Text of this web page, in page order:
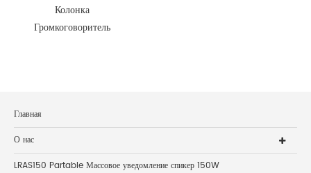
Колонка
Громкоговоритель
Главная
О нас
LRAS150 Partable Массовое уведомление спикер 150W